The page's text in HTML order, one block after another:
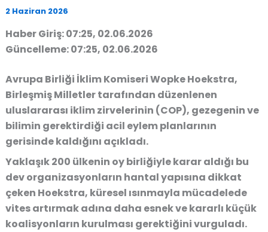
2 Haziran 2026
Haber Giriş: 07:25, 02.06.2026
Güncelleme: 07:25, 02.06.2026
Avrupa Birliği İklim Komiseri Wopke Hoekstra,
Birleşmiş Milletler tarafından düzenlenen
uluslararası iklim zirvelerinin (COP), gezegenin ve
bilimin gerektirdiği acil eylem planlarının
gerisinde kaldığını açıkladı.
Yaklaşık 200 ülkenin oy birliğiyle karar aldığı bu
dev organizasyonların hantal yapısına dikkat
çeken Hoekstra, küresel ısınmayla mücadelede
vites artırmak adına daha esnek ve kararlı küçük
koalisyonların kurulması gerektiğini vurguladı.